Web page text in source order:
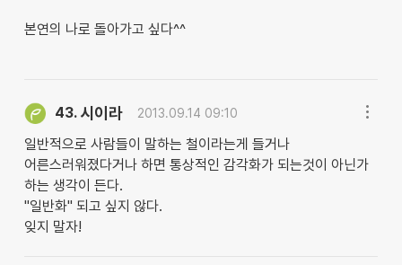
본연의 나로 돌아가고 싶다^^
43. 시이라 2013.09.14 09:10
일반적으로 사람들이 말하는 철이라는게 들거나
어른스러워졌다거나 하면 통상적인 감각화가 되는것이 아닌가
하는 생각이 든다.
"일반화" 되고 싶지 않다.
잊지 말자!